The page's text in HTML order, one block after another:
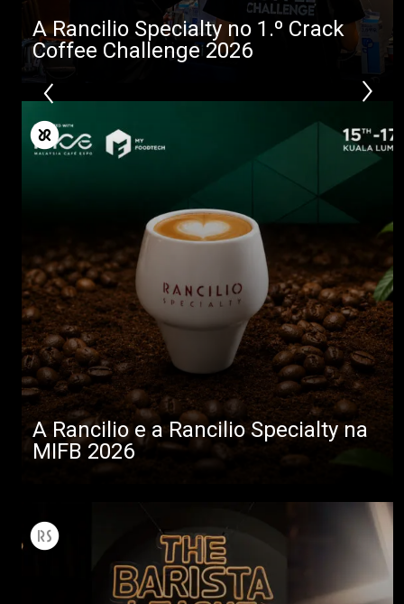
A Rancilio Specialty no 1.º Crack
Coffee Challenge 2026
A Rancilio e a Rancilio Specialty na
MIFB 2026